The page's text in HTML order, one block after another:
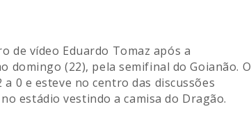
de vídeo Eduardo Tomaz após a
domingo (22), pela semifinal do Goianão. O
0 e esteve no centro das discussões
estádio vestindo a camisa do Dragão.